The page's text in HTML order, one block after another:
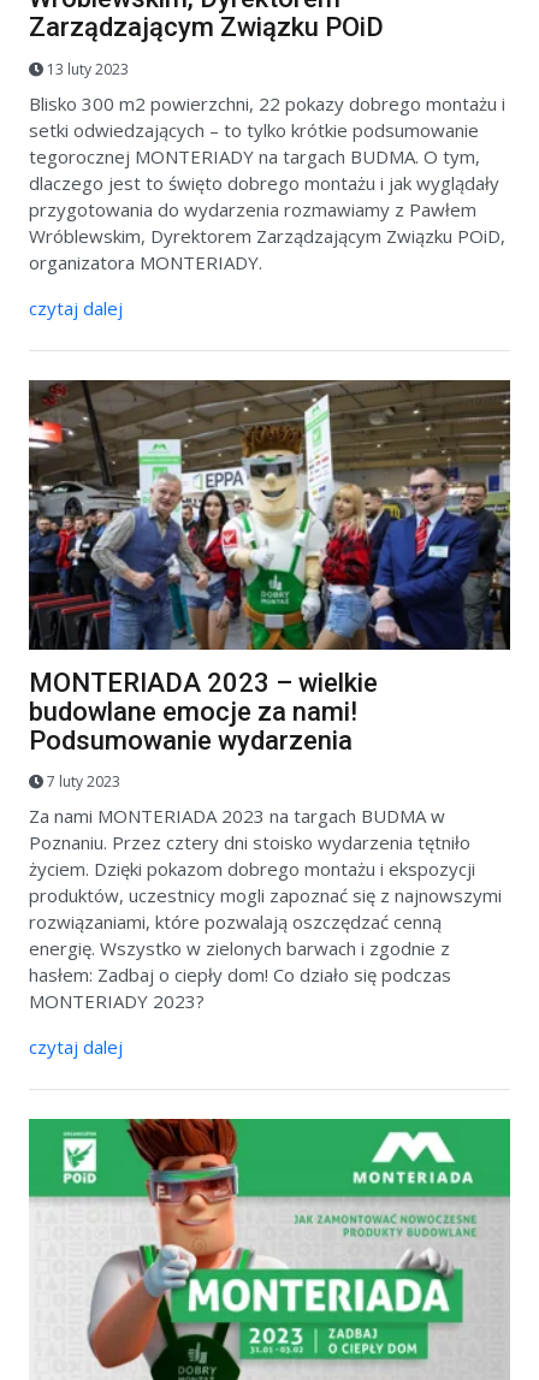
Zarządzającym Związku POiD
13 luty 2023
Blisko 300 m2 powierzchni, 22 pokazy dobrego montażu i
setki odwiedzających – to tylko krótkie podsumowanie
tegorocznej MONTERIADY na targach BUDMA. O tym,
dlaczego jest to święto dobrego montażu i jak wyglądały
przygotowania do wydarzenia rozmawiamy z Pawłem
Wróblewskim, Dyrektorem Zarządzającym Związku POiD,
organizatora MONTERIADY.
czytaj dalej
MONTERIADA 2023 – wielkie
budowlane emocje za nami!
Podsumowanie wydarzenia
7 luty 2023
Za nami MONTERIADA 2023 na targach BUDMA w
Poznaniu. Przez cztery dni stoisko wydarzenia tętniło
życiem. Dzięki pokazom dobrego montażu i ekspozycji
produktów, uczestnicy mogli zapoznać się z najnowszymi
rozwiązaniami, które pozwalają oszczędzać cenną
energię. Wszystko w zielonych barwach i zgodnie z
hasłem: Zadbaj o ciepły dom! Co działo się podczas
MONTERIADY 2023?
czytaj dalej